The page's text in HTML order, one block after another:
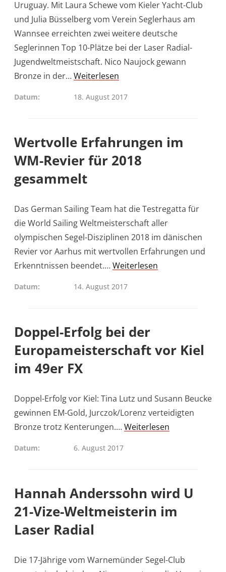
Uruguay. Mit Laura Schewe vom Kieler Yacht-Club
und Julia Büsselberg vom Verein Seglerhaus am
Wannsee erreichten zwei weitere deutsche
Seglerinnen Top 10-Plätze bei der Laser Radial-
Jugendweltmeistschaft. Nico Naujock gewann
Bronze in der…Weiterlesen
Datum 18. August 2017
Wertvolle Erfahrungen im
WM-Revier für 2018
gesammelt
Das German Sailing Team hat die Testregatta für
die World Sailing Weltmeisterschaft aller
olympischen Segel-Disziplinen 2018 im dänischen
Revier vor Aarhus mit wertvollen Erfahrungen und
Erkenntnissen beendet.…Weiterlesen
Datum 14. August 2017
Doppel-Erfolg bei der
Europameisterschaft vor Kiel
im 49er FX
Doppel-Erfolg vor Kiel: Tina Lutz und Susann Beucke
gewinnen EM-Gold, Jurczok/Lorenz verteidigten
Bronze trotz Kenterungen.…Weiterlesen
Datum 6. August 2017
Hannah Anderssohn wird U
21-Vize-Weltmeisterin im
Laser Radial
Die 17-Jährige vom Warnemünder Segel-Club